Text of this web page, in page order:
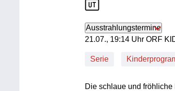
Ausstrahlungstermine
21. Juli, 19:14 Uhr in ORF
21.07., 19:14 Uhr ORF
Serie
Die schlaue und